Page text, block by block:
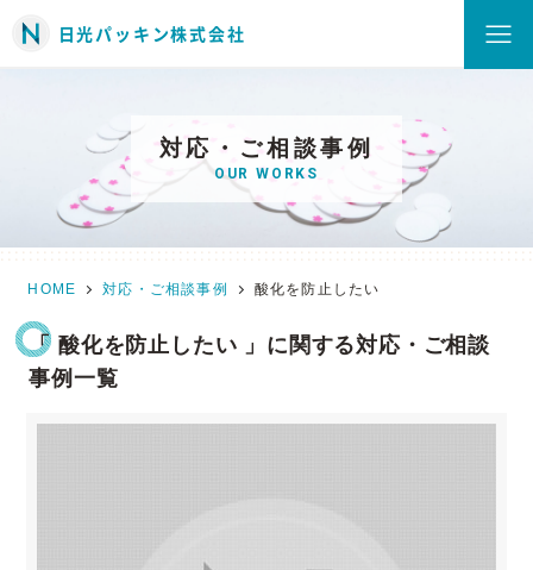
日光パッキン株式会社
対応・ご相談事例
OUR WORKS
HOME 対応・ご相談事例 酸化を防止したい
「 酸化を防止したい 」に関する対応・ご相談
事例一覧